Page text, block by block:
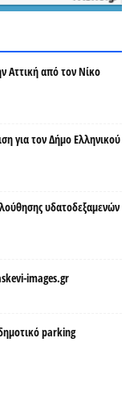
Αττική από τον Νίκο
για τον Δήμο Ελληνικού
υδατοδεξαμενών
images.gr
parking